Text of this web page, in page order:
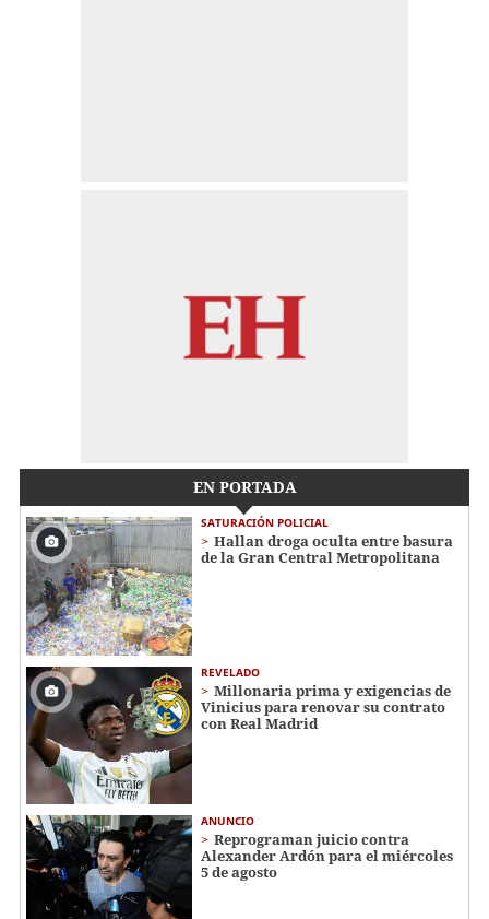
EN PORTADA
SATURACIÓN POLICIAL
Hallan droga oculta entre basura
de la Gran Central Metropolitana
REVELADO
Millonaria prima y exigencias de
Vinicius para renovar su contrato
con Real Madrid
ANUNCIO
Reprograman juicio contra
Alexander Ardón para el miércoles
5 de agosto